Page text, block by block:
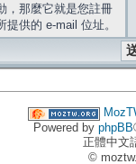
，那麼它就是您註冊
提供的 e-mail 位址。
Powered by phpBB
正體中文
©